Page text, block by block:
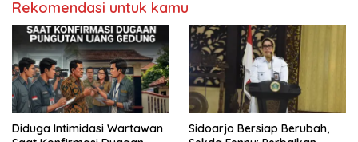
Rekomendasi untuk kamu
Diduga Intimidasi Wartawan
Sidoarjo Bersiap Berubah,